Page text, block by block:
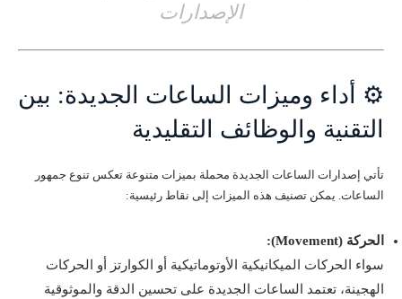
الإصدارات
⚙️ أداء وميزات الساعات الجديدة: بين
التقنية والوظائف التقليدية
تأتي إصدارات الساعات الجديدة محملة بميزات متنوعة تعكس تنوع جمهور
الساعات. يمكن تصنيف هذه الميزات إلى نقاط رئيسية:
الحركة (Movement):
سواء الحركات الميكانيكية الأوتوماتيكية أو الكوارتز أو الحركات
الهجينة، تعتمد الساعات الجديدة على تحسين الدقة والموثوقية